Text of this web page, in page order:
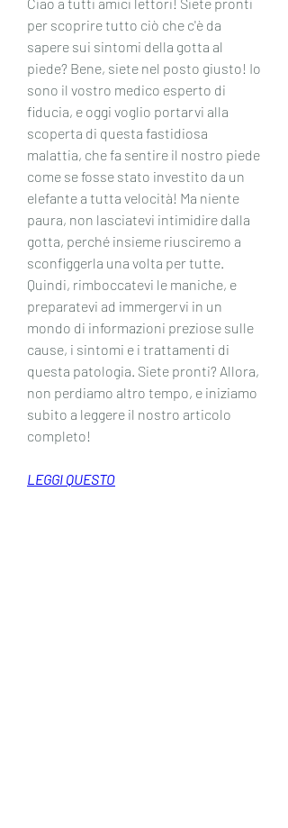
per scoprire tutto ciò che c'è da
sapere sui sintomi della gotta al
piede? Bene, siete nel posto giusto! Io
sono il vostro medico esperto di
fiducia, e oggi voglio portarvi alla
scoperta di questa fastidiosa
malattia, che fa sentire il nostro piede
come se fosse stato investito da un
elefante a tutta velocità! Ma niente
paura, non lasciatevi intimidire dalla
gotta, perché insieme riusciremo a
sconfiggerla una volta per tutte.
Quindi, rimboccatevi le maniche, e
preparatevi ad immergervi in un
mondo di informazioni preziose sulle
cause, i sintomi e i trattamenti di
questa patologia. Siete pronti? Allora,
non perdiamo altro tempo, e iniziamo
subito a leggere il nostro articolo
completo!
LEGGI QUESTO